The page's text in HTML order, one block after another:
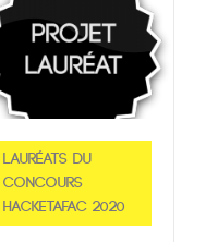
Lauréats du
concours
Hacketafac 2020